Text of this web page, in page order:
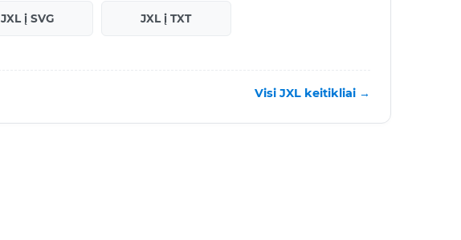
JXL į SVG JXL į TXT
Visi JXL keitikliai →